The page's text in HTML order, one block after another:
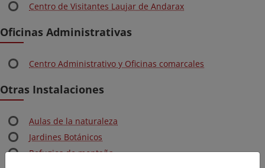
Centro de Visitantes Laujar de Andarax
Oficinas Administrativas
Centro Administrativo y Oficinas comarcales
Otras Instalaciones
Aulas de la naturaleza
Jardines Botánicos
Refugios de montaña